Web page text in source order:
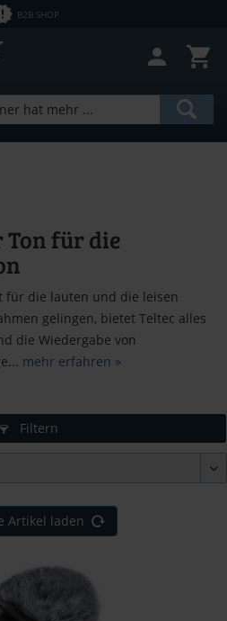
B2B SHOP
für die
für die lauten und die leisen
gelingen, bietet Teltec alles
die Wiedergabe von
mehr erfahren »
Filtern
Artikel laden